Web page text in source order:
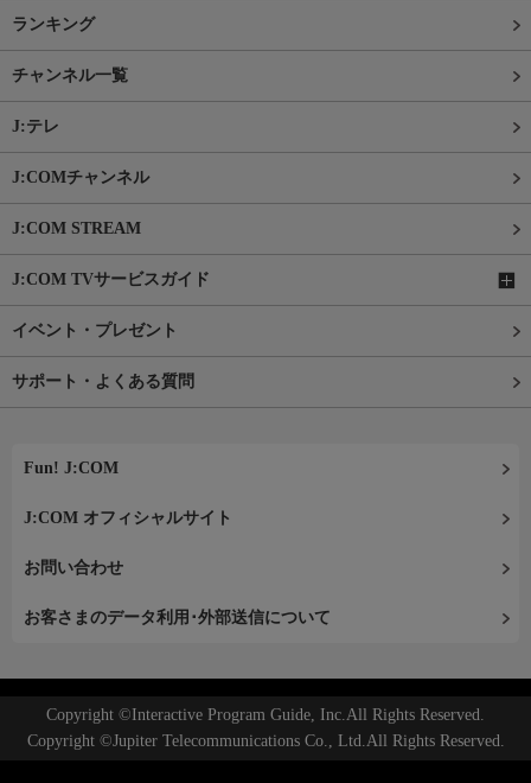
ランキング
チャンネル一覧
J:テレ
J:COMチャンネル
J:COM STREAM
J:COM TVサービスガイド
イベント・プレゼント
サポート・よくある質問
Fun! J:COM
J:COM オフィシャルサイト
お問い合わせ
お客さまのデータ利用･外部送信について
Copyright ©Interactive Program Guide, Inc.All Rights Reserved.
Copyright ©Jupiter Telecommunications Co., Ltd.All Rights Reserved.